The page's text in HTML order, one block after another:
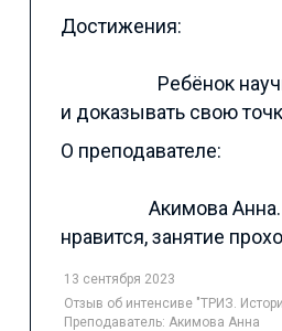
Ребёнок
и доказывать свою
О
Акимова Анна.
нравится, занятие
13 сентября 2023
Отзыв об интенсиве "ТРИЗ.
Преподаватель: Акимова Анна